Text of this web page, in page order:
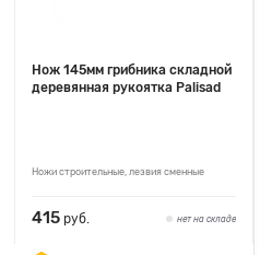
Нож 145мм грибника складной
деревянная рукоятка Palisad
Ножи строительные, лезвия сменные
415 руб. нет на складе